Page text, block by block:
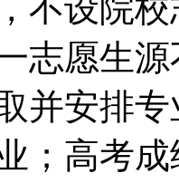
不设院
志愿生
并安排
；高考